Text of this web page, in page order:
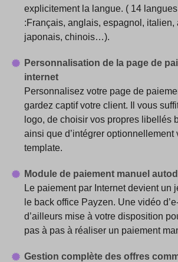
explicitement la langue. ( 14
:Français, anglais, espagnol, italien,
japonais, chinois…).
Personnalisation de la page de
internet
Personnalisez votre page de
gardez captif votre client. Il vous
logo, de choisir vos propres libellés
ainsi que d’intégrer optionnellement
template.
Module de paiement manuel
Le paiement par Internet devient un
le back office Payzen. Une vidéo
d’ailleurs mise à votre disposition
pas à pas à réaliser un paiement
Gestion complète des offres